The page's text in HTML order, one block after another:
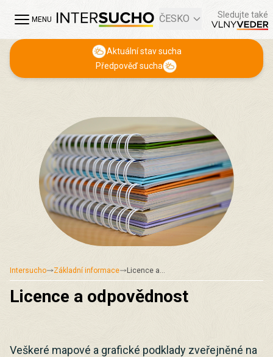
MENU ČESKO Sledujte také
Aktuální stav sucha
Předpověď sucha
Intersucho Základní informace Licence a…
Licence a odpovědnost
Veškeré mapové a grafické podklady zveřejněné na